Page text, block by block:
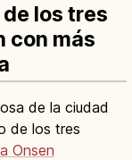
de los tres
con más
de la ciudad
de los tres
Onsen